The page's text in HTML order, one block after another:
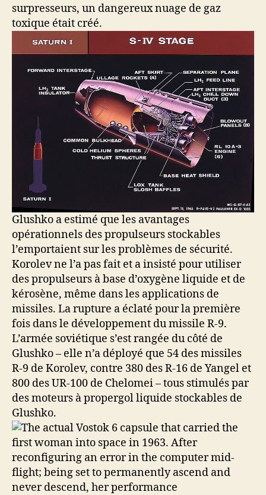
surpresseurs, un dangereux nuage de gaz
toxique était créé.
Glushko a estimé que les avantages
opérationnels des propulseurs stockables
l’emportaient sur les problèmes de sécurité.
Korolev ne l’a pas fait et a insisté pour utiliser
des propulseurs à base d’oxygène liquide et de
kérosène, même dans les applications de
missiles. La rupture a éclaté pour la première
fois dans le développement du missile R-9.
L’armée soviétique s’est rangée du côté de
Glushko – elle n’a déployé que 54 des missiles
R-9 de Korolev, contre 380 des R-16 de Yangel et
800 des UR-100 de Chelomei – tous stimulés par
des moteurs à propergol liquide stockables de
Glushko.